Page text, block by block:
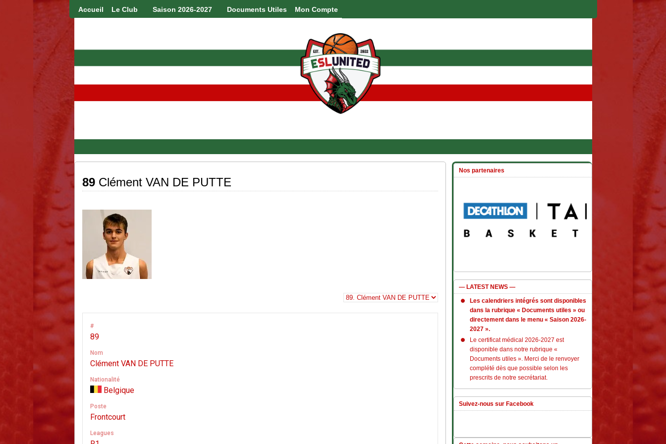
Accueil Le Club Saison 2026-2027 Documents Utiles Mon Compte
89Clément VAN DE PUTTE
#
89
Nom
Clément VAN DE PUTTE
Nationalité
Belgique
Poste
Frontcourt
Leagues
Nos partenaires
— LATEST NEWS —
Les calendriers intégrés sont disponibles
dans la rubrique « Documents utiles » ou
directement dans le menu « Saison 2026-
2027 ».
Le certificat médical 2026-2027 est
disponible dans notre rubrique «
Documents utiles ». Merci de le renvoyer
complété dès que possible selon les
prescrits de notre secrétariat.
Suivez-nous sur Facebook